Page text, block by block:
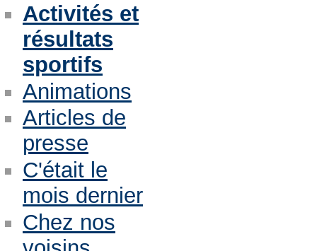
Activités et
résultats
sportifs
Animations
Articles de
presse
C'était le
mois dernier
Chez nos